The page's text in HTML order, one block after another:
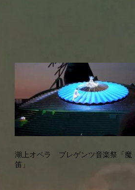
湖上オペラ ブレゲンツ音楽祭「魔
笛」